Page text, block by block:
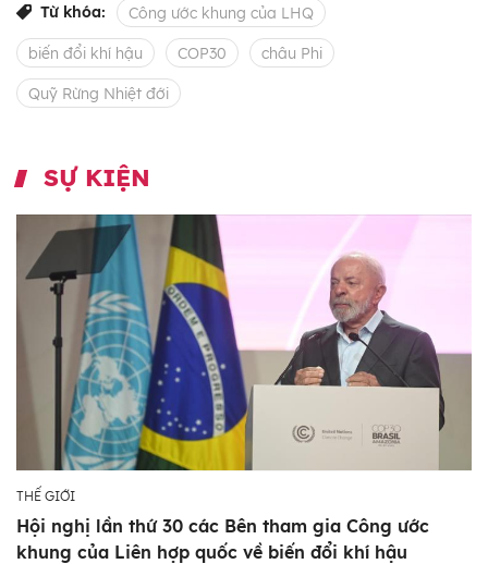
Từ khóa: Công ước khung của LHQ
biến đổi khí hậu COP30 châu Phi
Quỹ Rừng Nhiệt đới
SỰ KIỆN
THẾ GIỚI
Hội nghị lần thứ 30 các Bên tham gia Công ước
khung của Liên hợp quốc về biến đổi khí hậu